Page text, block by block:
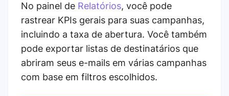
No painel de Relatórios, você pode
rastrear KPIs gerais para suas campanhas,
incluindo a taxa de abertura. Você também
pode exportar listas de destinatários que
abriram seus e-mails em várias campanhas
com base em filtros escolhidos.